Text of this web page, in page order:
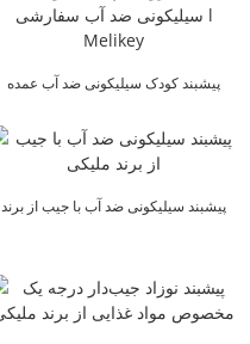
پیشبند کودک سیلیکونی ضد آب عمده
پیشبند سیلیکونی ضد آب با جیب از برند